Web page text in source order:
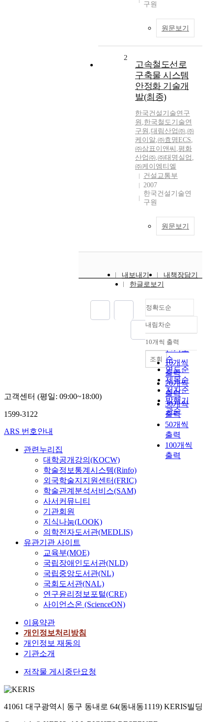
구원
원문보기
2
고속철도선로
구축물 시스템
안정화 기술개
발(최종)
한국건설기술연구
원 ,한국철도기술연
구원 ,대림산업㈜,㈜
케이알,㈜효명ECS,
㈜삼표이앤씨 ,평화
산업㈜,㈜태명실업 ,
㈜케이엠티엘
건설교통부
2007
한국건설기술연
구원
원문보기
내보내기
내책장담기
한글로보기
정확도순
정확도
순
인기도
순
연도순
제목순
저자순
발행기
관순
내림차순
내림차순
10개씩 출력
10개씩
출력
20개씩
출력
30개씩
출력
50개씩
출력
100개씩
출력
조회
고객센터 (평일: 09:00~18:00)
1599-3122
ARS 번호안내
관련누리집
대학공개강의(KOCW)
학술정보통계시스템(Rinfo)
외국학술지지원센터(FRIC)
학술관계분석서비스(SAM)
사서커뮤니티
기관회원
지식나눔(LOOK)
의학전자도서관(MEDLIS)
유관기관 사이트
교육부(MOE)
국립장애인도서관(NLD)
국립중앙도서관(NL)
국회도서관(NAL)
연구윤리정보포털(CRE)
사이언스온 (ScienceON)
이용약관
개인정보처리방침
개인정보 재동의
기관소개
저작물 게시중단요청
41061 대구광역시 동구 동내로 64(동내동1119) KERIS빌딩